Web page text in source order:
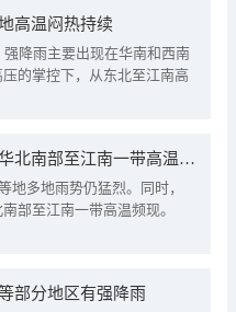
高温闷热持续
降雨主要出现在华南和西南
的掌控下，从东北至江南高
四川陕西等地需警惕降雨叠加致灾 华北南部至江南一带高温频现
地多地雨势仍猛烈。同时，
部至江南一带高温频现。
部分地区有强降雨